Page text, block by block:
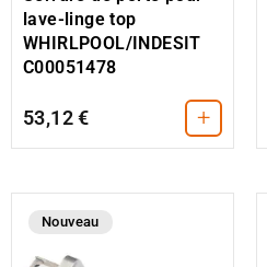
lave-linge top
WHIRLPOOL/INDESIT
C00051478
53,12 € +
Nouveau